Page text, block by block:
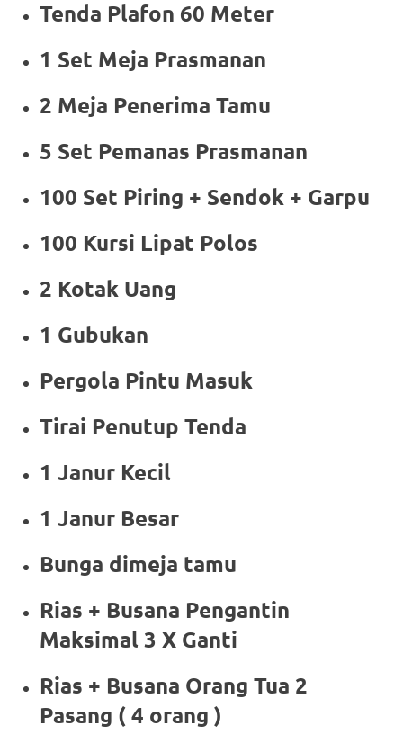
Tenda Plafon 60 Meter
1 Set Meja Prasmanan
2 Meja Penerima Tamu
5 Set Pemanas Prasmanan
100 Set Piring + Sendok + Garpu
100 Kursi Lipat Polos
2 Kotak Uang
1 Gubukan
Pergola Pintu Masuk
Tirai Penutup Tenda
1 Janur Kecil
1 Janur Besar
Bunga dimeja tamu
Rias + Busana Pengantin
Maksimal 3 X Ganti
Rias + Busana Orang Tua 2
Pasang ( 4 orang )